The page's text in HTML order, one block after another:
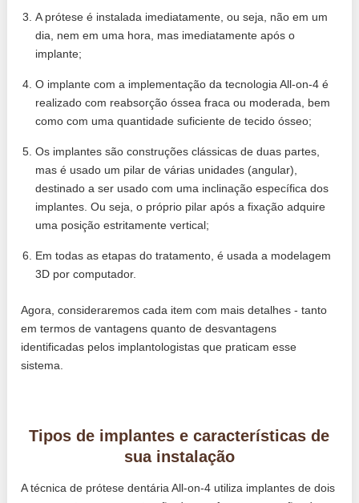
A prótese é instalada imediatamente, ou seja, não em um
dia, nem em uma hora, mas imediatamente após o
implante;
O implante com a implementação da tecnologia All-on-4 é
realizado com reabsorção óssea fraca ou moderada, bem
como com uma quantidade suficiente de tecido ósseo;
Os implantes são construções clássicas de duas partes,
mas é usado um pilar de várias unidades (angular),
destinado a ser usado com uma inclinação específica dos
implantes. Ou seja, o próprio pilar após a fixação adquire
uma posição estritamente vertical;
Em todas as etapas do tratamento, é usada a modelagem
3D por computador.
Agora, consideraremos cada item com mais detalhes - tanto
em termos de vantagens quanto de desvantagens
identificadas pelos implantologistas que praticam esse
sistema.
Tipos de implantes e características de
sua instalação
A técnica de prótese dentária All-on-4 utiliza implantes de dois